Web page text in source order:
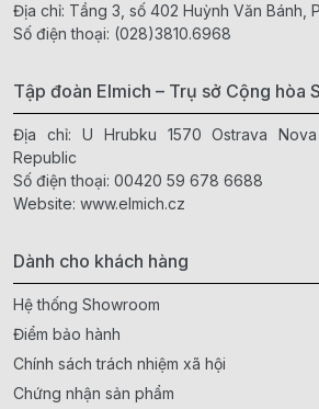
Địa chỉ: Tầng 3, số 402 Huỳnh Văn Bánh,
Số điện thoại: (028)3810.6968
Tập đoàn Elmich – Trụ sở Cộng hòa
Địa chỉ: U Hrubku 1570 Ostrava
Republic
Số điện thoại: 00420 59 678 6688
Website: www.elmich.cz
Dành cho khách hàng
Hệ thống Showroom
Điểm bảo hành
Chính sách trách nhiệm xã hội
Chứng nhận sản phẩm